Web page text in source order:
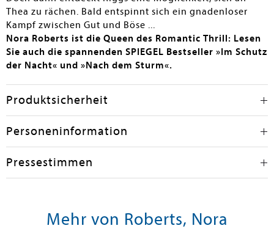
Thea zu rächen. Bald entspinnt sich ein gnadenloser
Kampf zwischen Gut und Böse ...
Nora Roberts ist die Queen des Romantic Thrill: Lesen
Sie auch die spannenden SPIEGEL Bestseller »Im Schutz
der Nacht« und »Nach dem Sturm«.
Produktsicherheit
Personeninformation
Pressestimmen
Mehr von Roberts, Nora